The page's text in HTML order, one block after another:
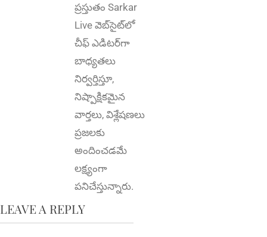
ప్రస్తుతం Sarkar
Live వెబ్‌సైట్‌లో
చీఫ్ ఎడిటర్‌గా
బాధ్యతలు
నిర్వర్తిస్తూ,
నిష్పాక్షికమైన
వార్తలు, విశ్లేషణలు
ప్రజలకు
అందించడమే
లక్ష్యంగా
పనిచేస్తున్నారు.
LEAVE A REPLY